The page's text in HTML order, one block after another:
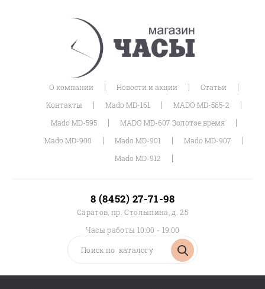
О компании | Новости и акции | Статьи |
Контакты | Mado MD-161 | MADO MD-565-2 |
Mado MD-595 | MADO MD-607 Золотое время |
Mado MD-900 | Mado MD-901 | Mado MD-907 |
Mado MD-912 |
8 (8452) 27-71-98
Саратов, пр. Столыпина, д. 25
Часы работы 10:00 - 19:00